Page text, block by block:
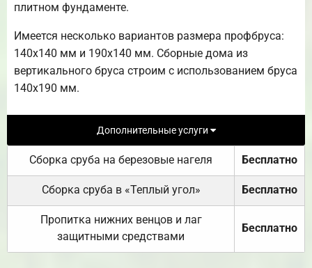
плитном фундаменте.
Имеется несколько вариантов размера профбруса:
140х140 мм и 190х140 мм. Сборные дома из
вертикального бруса строим с использованием бруса
140х190 мм.
Дополнительные услуги
Сборка сруба на березовые нагеля Бесплатно
Сборка сруба в «Теплый угол» Бесплатно
Пропитка нижних венцов и лаг
защитными средствами
Бесплатно